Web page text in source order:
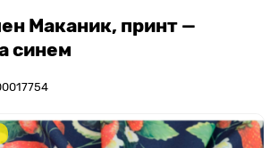
Маканик, принт —
синем